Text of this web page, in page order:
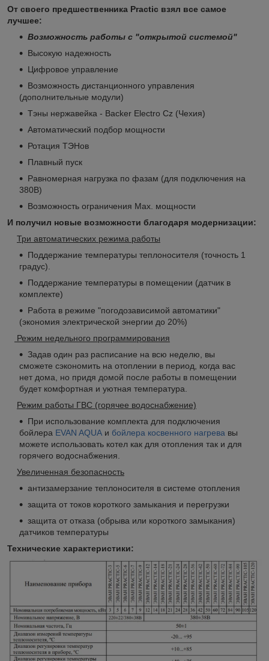
От своего предшественника Practic взял все самое
лучшее:
Возможность работы с "открытой системой"
Высокую надежность
Цифровое управление
Возможность дистанционного управления
(дополнительные модули)
Тэны нержавейка - Backer Electro Cz (Чехия)
Автоматический подбор мощности
Ротация ТЭНов
Плавный пуск
Равномерная нагрузка по фазам (для подключения на
380В)
Возможность ограничения Мах. мощности
И получил новые возможности благодаря модернизации:
Три автоматических режима работы
Поддержание температуры теплоносителя (точность 1
градус).
Поддержание температуры в помещении (датчик в
комплекте)
Работа в режиме "погодозависимой автоматики"
(экономия электрической энергии до 20%)
Режим недельного программирования
Задав один раз расписание на всю неделю, вы
сможете сэкономить на отоплении в период, когда вас
нет дома, но придя домой после работы в помещении
будет комфортная и уютная температура.
Режим работы ГВС (горячее водоснабжение)
При использование комплекта для подключения
бойлера EVAN AQUA и бойлера косвенного нагрева вы
можете использовать котел как для отопления так и для
горячего водоснабжения.
Увеличенная безопасность
антизамерзание теплоносителя в системе отопления
защита от токов короткого замыкания и перегрузки
защита от отказа (обрыва или короткого замыкания)
датчиков температуры
Технические характеристики: